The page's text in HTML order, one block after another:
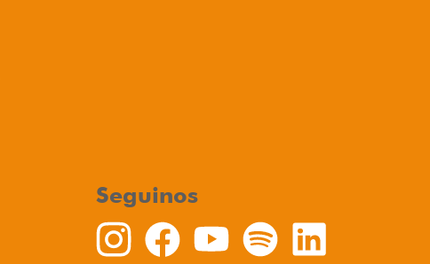
Seguinos